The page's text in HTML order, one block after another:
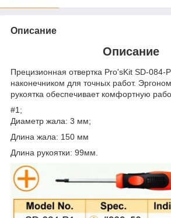
Описание
Описание
Прецизионная отвертка Pro'sKit SD-084-
наконечником для точных работ.
рукоятка обеспечивает комфортную
#1;
Диаметр жала: 3 мм;
Длина жала: 150 мм
Длина рукоятки: 99мм.